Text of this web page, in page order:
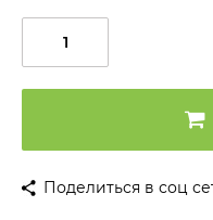
Поделиться в соц